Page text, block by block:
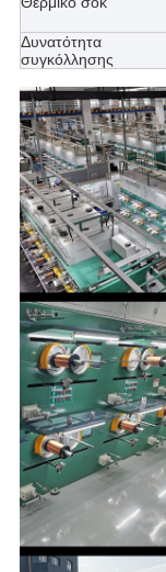
Δυνατότητα
συγκόλλησης